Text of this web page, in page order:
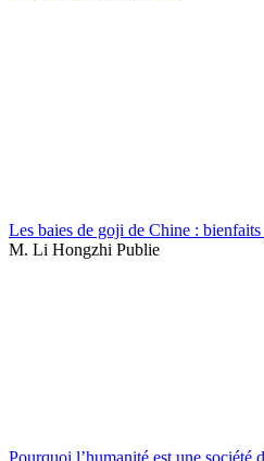
Les baies de goji de Chine :
M. Li Hongzhi Publie
Pourquoi l’humanité est une société